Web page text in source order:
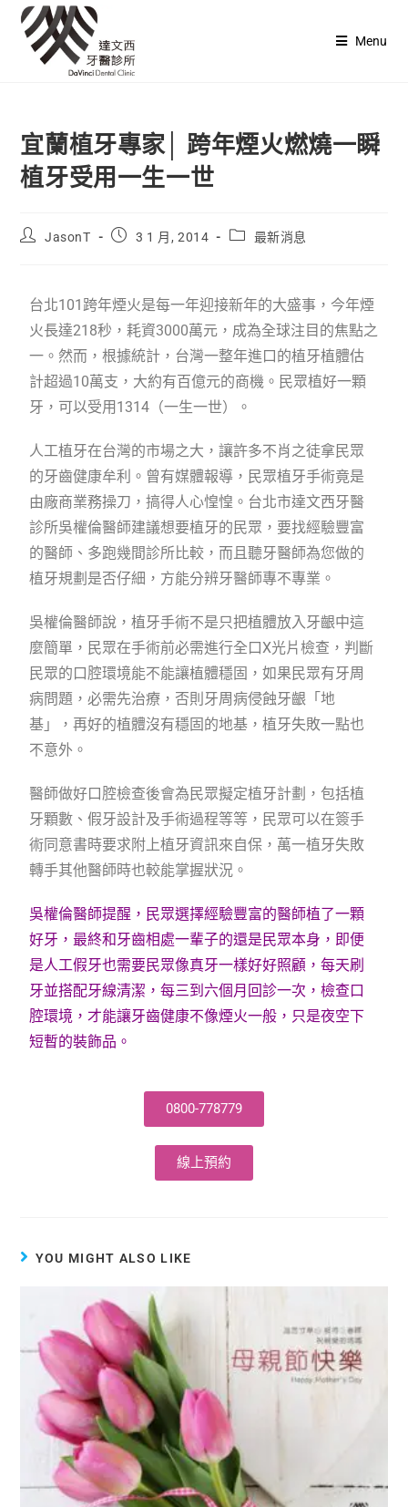
Menu
宜蘭植牙專家│ 跨年煙火燃燒一瞬
植牙受用一生一世
JasonT 3 1 月, 2014 最新消息
台北101跨年煙火是每一年迎接新年的大盛事，今年煙
火長達218秒，耗資3000萬元，成為全球注目的焦點之
一。然而，根據統計，台灣一整年進口的植牙植體估
計超過10萬支，大約有百億元的商機。民眾植好一顆
牙，可以受用1314（一生一世）。
人工植牙在台灣的市場之大，讓許多不肖之徒拿民眾
的牙齒健康牟利。曾有媒體報導，民眾植牙手術竟是
由廠商業務操刀，搞得人心惶惶。台北市達文西牙醫
診所吳權倫醫師建議想要植牙的民眾，要找經驗豐富
的醫師、多跑幾間診所比較，而且聽牙醫師為您做的
植牙規劃是否仔細，方能分辨牙醫師專不專業。
吳權倫醫師說，植牙手術不是只把植體放入牙齦中這
麼簡單，民眾在手術前必需進行全口X光片檢查，判斷
民眾的口腔環境能不能讓植體穩固，如果民眾有牙周
病問題，必需先治療，否則牙周病侵蝕牙齦「地
基」，再好的植體沒有穩固的地基，植牙失敗一點也
不意外。
醫師做好口腔檢查後會為民眾擬定植牙計劃，包括植
牙顆數、假牙設計及手術過程等等，民眾可以在簽手
術同意書時要求附上植牙資訊來自保，萬一植牙失敗
轉手其他醫師時也較能掌握狀況。
吳權倫醫師提醒，民眾選擇經驗豐富的醫師植了一顆
好牙，最終和牙齒相處一輩子的還是民眾本身，即便
是人工假牙也需要民眾像真牙一樣好好照顧，每天刷
牙並搭配牙線清潔，每三到六個月回診一次，檢查口
腔環境，才能讓牙齒健康不像煙火一般，只是夜空下
短暫的裝飾品。
0800-778779
線上預約
YOU MIGHT ALSO LIKE